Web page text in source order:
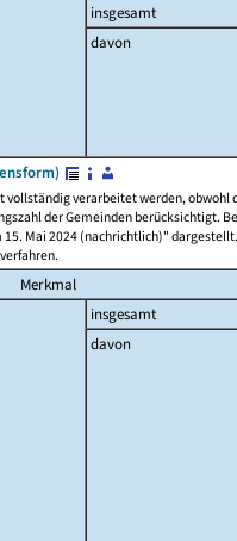
insgesamt
davon
verarbeitet werden,
der Gemeinden berücksichtigt.
15. Mai 2024 (nachrichtlich)" dargestellt.
Merkmal
insgesamt
davon